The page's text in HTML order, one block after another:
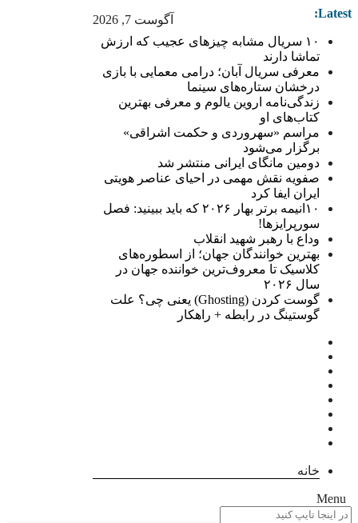
آگوست 7, 2026 Latest:
۱۰ سریال مشابه چیزهای عجیب که ارزش
تماشا دارند
معرفی سریال آبان؛ درامی معمایی با بازی
درخشان ستاره‌های سینما
زندگی‌نامه اروین یالوم و معرفی بهترین
کتاب‌های او
مراسم «سهروردی و حکمت اشراقی»
برگزار می‌شود
دومین مانگای ایرانی منتشر شد
صفویه نقش مهمی در احیای عناصر هویتی
ایران ایفا کرد
۱۰انیمه برتر بهار ۲۰۲۶ که باید ببینید: فصل
سورپرایزها!
وداع با رهبر شهید انقلاب
بهترین خوانندگان جهان؛ از اسطوره‌های
کلاسیک تا معروف‌ترین خواننده جهان در
سال ۲۰۲۶
گوست کردن (Ghosting) یعنی چی؟ علت
گوستینگ در رابطه + راهکار
خانه
Menu